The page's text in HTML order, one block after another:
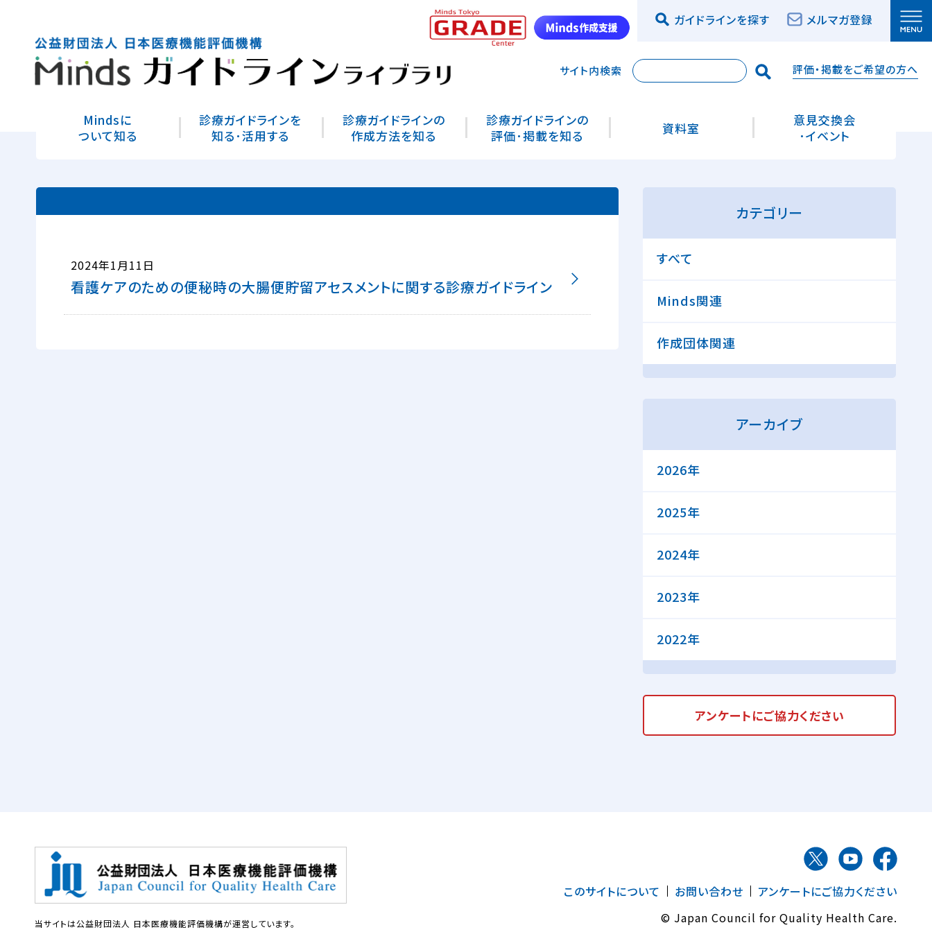
2024年1月11日
看護ケアのための便秘時の大腸便貯留アセスメントに関する診療ガイドライン
カテゴリー
すべて
Minds関連
作成団体関連
アーカイブ
2026年
2025年
2024年
2023年
2022年
アンケートにご協力ください
Mindsに
ついて知る
診療ガイドラインを
知る･活用する
診療ガイドラインの
作成方法を知る
診療ガイドラインの
評価･掲載を知る
資料室
意見交換会
･イベント
ガイドラインを探す メルマガ登録
評価・掲載をご希望の方へ
サイト内検索
当サイトは公益財団法人 日本医療機能評価機構が運営しています。
このサイトについて お問い合わせ
アンケートにご協力ください
© Japan Council for Quality Health Care.